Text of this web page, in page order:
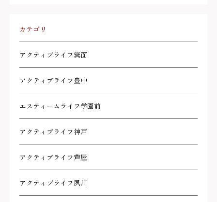
カテゴリ
アクティブライフ箕面
アクティブライフ豊中
エスティームライフ学園前
アクティブライフ神戸
アクティブライフ芦屋
アクティブライフ夙川